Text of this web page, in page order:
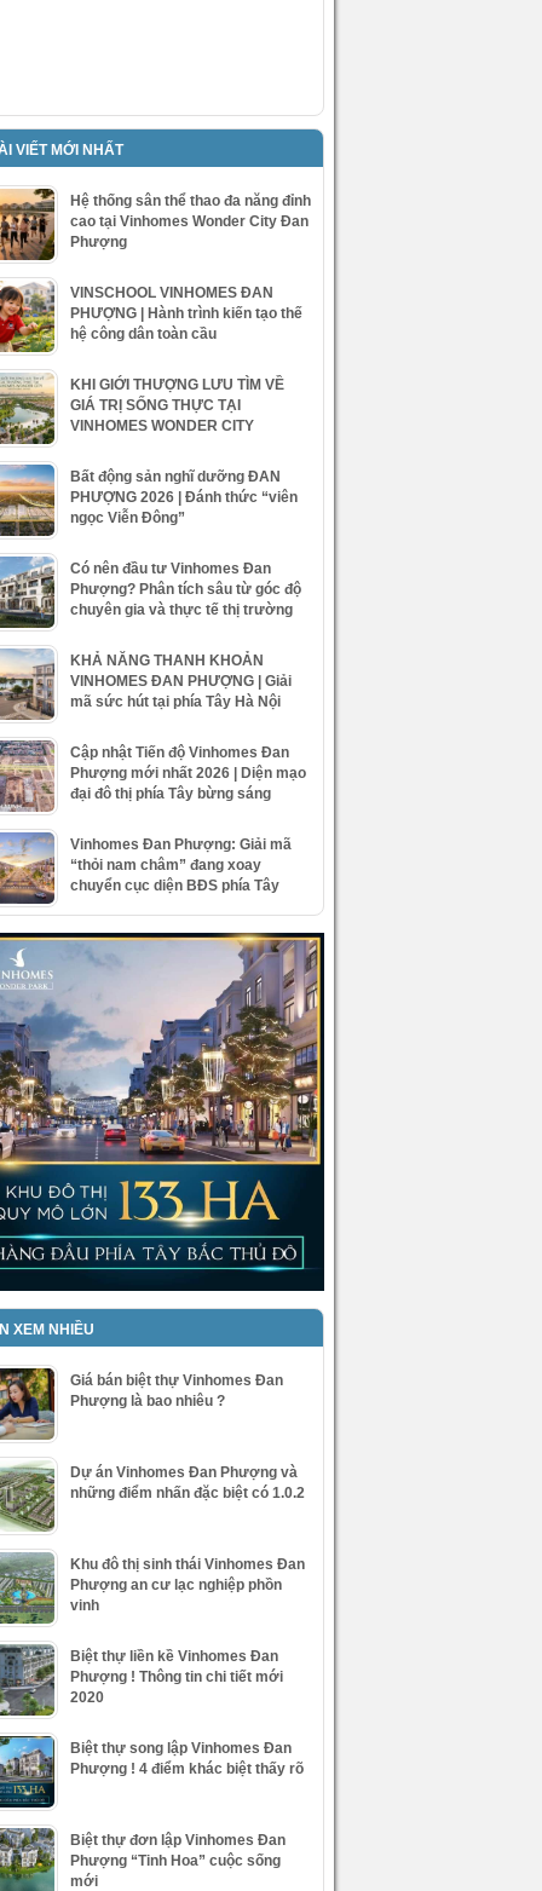
VIẾT MỚI NHẤT
Hệ thống sân thể thao đa năng đỉnh
cao tại Vinhomes Wonder City Đan
Phượng
VINSCHOOL VINHOMES ĐAN
PHƯỢNG | Hành trình kiến tạo thế
hệ công dân toàn cầu
KHI GIỚI THƯỢNG LƯU TÌM VỀ
GIÁ TRỊ SỐNG THỰC TẠI
VINHOMES WONDER CITY
Bất động sản nghĩ dưỡng ĐAN
PHƯỢNG 2026 | Đánh thức “viên
ngọc Viễn Đông”
Có nên đầu tư Vinhomes Đan
Phượng? Phân tích sâu từ góc độ
chuyên gia và thực tế thị trường
KHẢ NĂNG THANH KHOẢN
VINHOMES ĐAN PHƯỢNG | Giải
mã sức hút tại phía Tây Hà Nội
Cập nhật Tiến độ Vinhomes Đan
Phượng mới nhất 2026 | Diện mạo
đại đô thị phía Tây bừng sáng
Vinhomes Đan Phượng: Giải mã
“thỏi nam châm” đang xoay
chuyển cục diện BĐS phía Tây
XEM NHIỀU
Giá bán biệt thự Vinhomes Đan
Phượng là bao nhiêu ?
Dự án Vinhomes Đan Phượng và
những điểm nhấn đặc biệt có 1.0.2
Khu đô thị sinh thái Vinhomes Đan
Phượng an cư lạc nghiệp phồn
vinh
Biệt thự liền kề Vinhomes Đan
Phượng ! Thông tin chi tiết mới
2020
Biệt thự song lập Vinhomes Đan
Phượng ! 4 điểm khác biệt thấy rõ
Biệt thự đơn lập Vinhomes Đan
Phượng “Tinh Hoa” cuộc sống
mới